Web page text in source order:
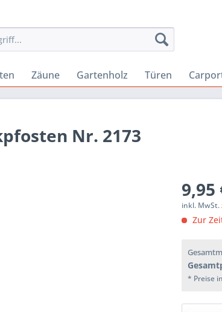
Zäune Gartenholz Türen
Nr. 2173
9,95
inkl. MwSt.
Zur
* Preise